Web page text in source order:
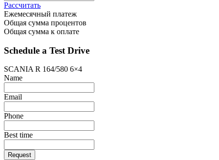
Рассчитать
Ежемесячный платеж
Общая сумма процентов
Общая сумма к оплате
Schedule a Test Drive
SCANIA R 164/580 6×4
Name
Email
Phone
Best time
Request